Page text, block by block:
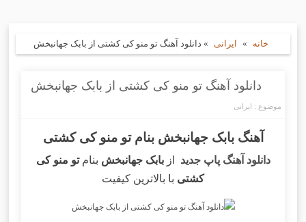
خانه » ایرانی » دانلود آهنگ تو منو کی کشتی از بابک جهانبخش
دانلود آهنگ تو منو کی کشتی از بابک جهانبخش
موضوع : ایرانی
آهنگ بابک جهانبخش بنام تو منو کی کشتی
دانلود آهنگ پاپ جدید ازبابک جهانبخش بنامتو منو کی
کشتی با بالاترین کیفیت